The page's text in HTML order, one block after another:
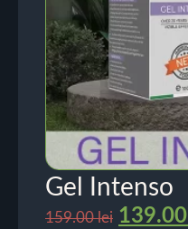
Gel Intenso
159.00lei 139.00